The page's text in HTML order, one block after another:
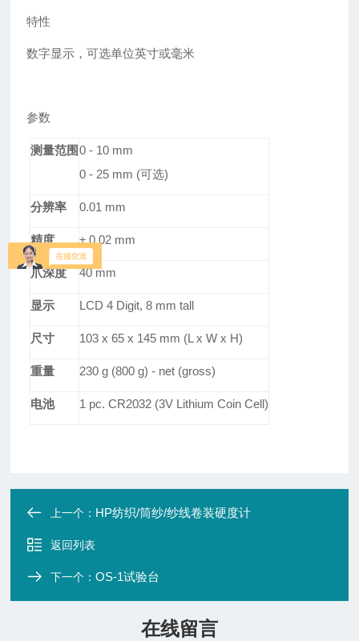
特性
数字显示，可选单位英寸或毫米
参数
测量范围 0 - 10 mm
0 - 25 mm (可选)
分辨率 0.01 mm
精度 ± 0.02 mm
爪深度 40 mm
显示 LCD 4 Digit, 8 mm tall
尺寸 103 x 65 x 145 mm (L x W x H)
重量 230 g (800 g) - net (gross)
电池 1 pc. CR2032 (3V Lithium Coin Cell)
上一个： HP纺织/筒纱/纱线卷装硬度计
返回列表
下一个：OS-1试验台
在线留言